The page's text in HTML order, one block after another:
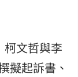
柯文哲與李
擬起訴書、